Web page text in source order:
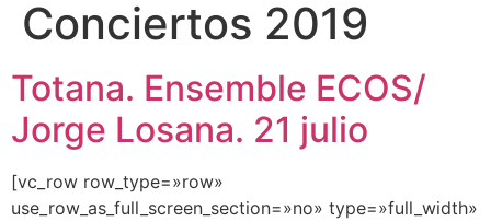
Conciertos 2019
Totana. Ensemble ECOS/
Jorge Losana. 21 julio
[vc_row row_type=»row»
use_row_as_full_screen_section=»no» type=»full_width»